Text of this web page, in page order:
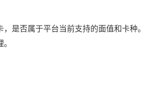
是否属于平台当前支持的面值和卡种。